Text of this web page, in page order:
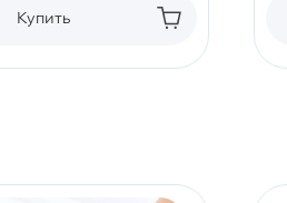
Купить